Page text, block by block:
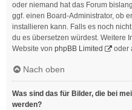
oder niemand hat das Forum
ggf. einen Board-Administrator, ob
installieren kann. Falls es noch
du es übersetzen würdest. Weitere
Website von phpBB Limited oder
Nach oben
Was sind das für Bilder, die bei
werden?